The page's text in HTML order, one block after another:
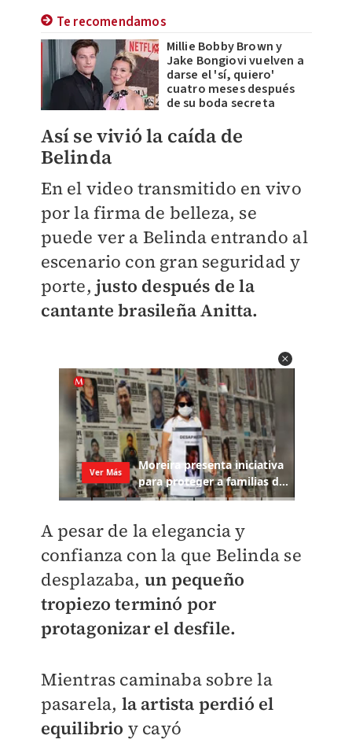
Te recomendamos
Millie Bobby Brown y
Jake Bongiovi vuelven a
darse el 'sí, quiero'
cuatro meses después
de su boda secreta
Así se vivió la caída de
Belinda
En el video transmitido en vivo
por la firma de belleza, se
puede ver a Belinda entrando al
escenario con gran seguridad y
porte, justo después de la
cantante brasileña Anitta.
A pesar de la elegancia y
confianza con la que Belinda se
desplazaba, un pequeño
tropiezo terminó por
protagonizar el desfile.
Mientras caminaba sobre la
pasarela, la artista perdió el
equilibrio y cayó